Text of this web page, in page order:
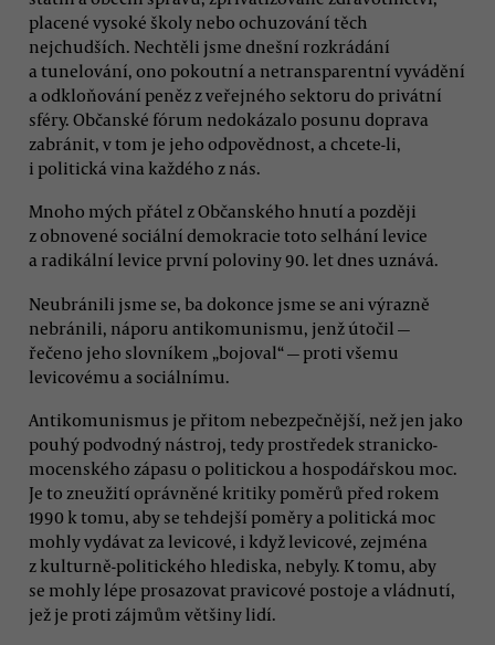
placené vysoké školy nebo ochuzování těch
nejchudších. Nechtěli jsme dnešní rozkrádání
a tunelování, ono pokoutní a netransparentní vyvádění
a odkloňování peněz z veřejného sektoru do privátní
sféry. Občanské fórum nedokázalo posunu doprava
zabránit, v tom je jeho odpovědnost, a chcete-li,
i politická vina každého z nás.
Mnoho mých přátel z Občanského hnutí a později
z obnovené sociální demokracie toto selhání levice
a radikální levice první poloviny 90. let dnes uznává.
Neubránili jsme se, ba dokonce jsme se ani výrazně
nebránili, náporu antikomunismu, jenž útočil —
řečeno jeho slovníkem „bojoval“ — proti všemu
levicovému a sociálnímu.
Antikomunismus je přitom nebezpečnější, než jen jako
pouhý podvodný nástroj, tedy prostředek stranicko-
mocenského zápasu o politickou a hospodářskou moc.
Je to zneužití oprávněné kritiky poměrů před rokem
1990 k tomu, aby se tehdejší poměry a politická moc
mohly vydávat za levicové, i když levicové, zejména
z kulturně-politického hlediska, nebyly. K tomu, aby
se mohly lépe prosazovat pravicové postoje a vládnutí,
jež je proti zájmům většiny lidí.